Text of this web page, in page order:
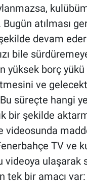
Bugün atılması
devam
bile
yüksek borç yükü
ve
süreçte hangi
bir şekilde
TV ve
videoya ulaşarak
tek bir amacı